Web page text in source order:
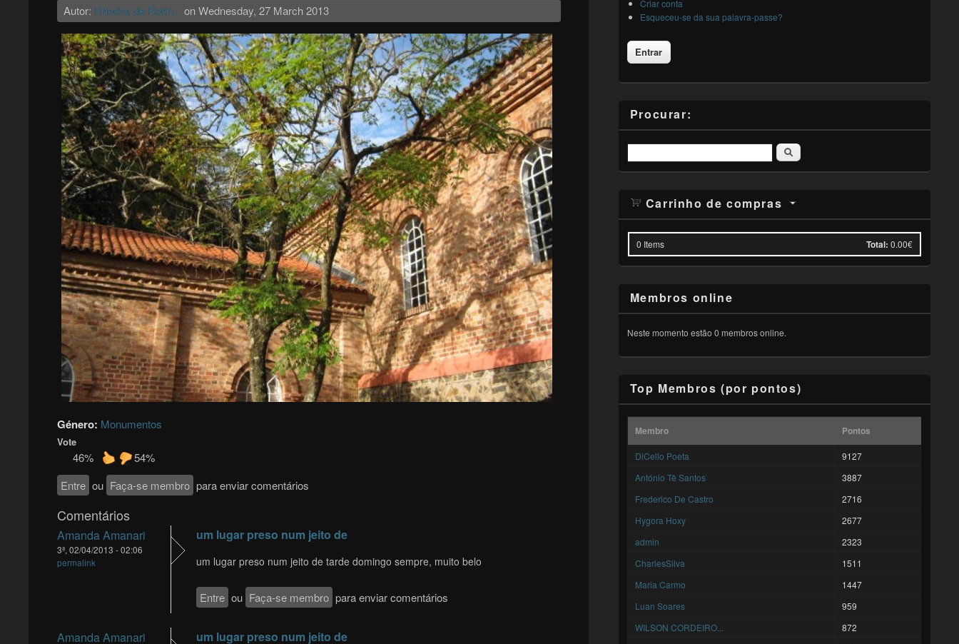
Autor: Rhodys de Rodri... on Wednesday, 27 March 2013
Género: Monumentos
Vote
46%
54%
Entre ou Faça-se membro para enviar comentários
Comentários
Amanda Amanari
3ª, 02/04/2013 - 02:06
permalink
um lugar preso num jeito de
um lugar preso num jeito de tarde domingo sempre, muito belo
Entre ou Faça-se membro para enviar comentários
Amanda Amanari um lugar preso num jeito de
Criar conta
Esqueceu-se da sua palavra-passe?
Procurar:
Pesquisar
Carrinho de compras
0 Items Total: 0.00€
Membros online
Neste momento estão 0 membros online.
Top Membros (por pontos)
Membro Pontos
DiCello Poeta
9127
António Tê Santos
3887
Frederico De Castro
2716
Hygora Hoxy
2677
admin
2323
CharlesSilva
1511
Maria Carmo
1447
Luan Soares
959
WILSON CORDEIRO...
872